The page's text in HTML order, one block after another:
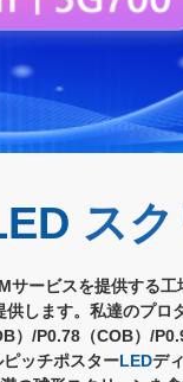
ス
サービスを提供する
します。私達のプロ
）/P0.78（COB）/
ッチポスターLEDデ